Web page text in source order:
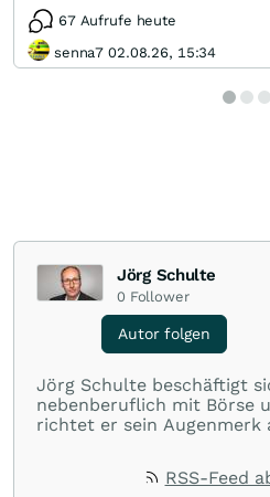
67 Aufrufe heute
senna7 02.08.26, 15:34
Jörg Schulte
0 Follower
Autor folgen
Jörg Schulte beschäftigt
nebenberuflich mit Börse
richtet er sein Augenmerk
Bergbauunternehmen
Community-Mitglied auf
RSS-Feed